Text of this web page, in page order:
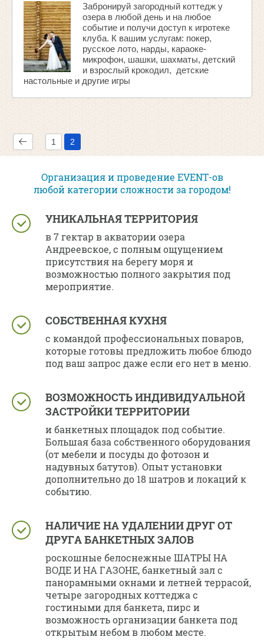
Забронируй загородный коттедж у
озера в любой день и на любое
событие и получи доступ к игротеке
клуба. К вашим услугам: покер,
русское лото, нарды, караоке-
микрофон, шашки, шахматы, детский
и взрослый крокодил, детские
настольные и другие игры
1 2
Организация и проведение EVENT-ов
любой категории сложности за городом!
УНИКАЛЬНАЯ ТЕРРИТОРИЯ
в 7 гектар в акватории озера
Андреевское, с полным ощущением
присутствия на берегу моря и
возможностью полного закрытия под
мероприятие.
СОБСТВЕННАЯ КУХНЯ
с командой профессиональных поваров,
которые готовы предложить любое блюдо
под ваш запрос даже если его нет в меню.
ВОЗМОЖНОСТЬ ИНДИВИДУАЛЬНОЙ
ЗАСТРОЙКИ ТЕРРИТОРИИ
и банкетных площадок под событие.
Большая база собственного оборудования
(от мебели и посуды до фотозон и
надувных батутов). Опыт установки
дополнительно до 18 шатров и локаций к
событию.
НАЛИЧИЕ НА УДАЛЕНИИ ДРУГ ОТ
ДРУГА БАНКЕТНЫХ ЗАЛОВ
роскошные белоснежные ШАТРЫ НА
ВОДЕ И НА ГАЗОНЕ, банкетный зал с
панорамными окнами и летней террасой,
четыре загородных коттеджа с
гостиными для банкета, пирс и
возможность организации банкета под
открытым небом в любом месте.